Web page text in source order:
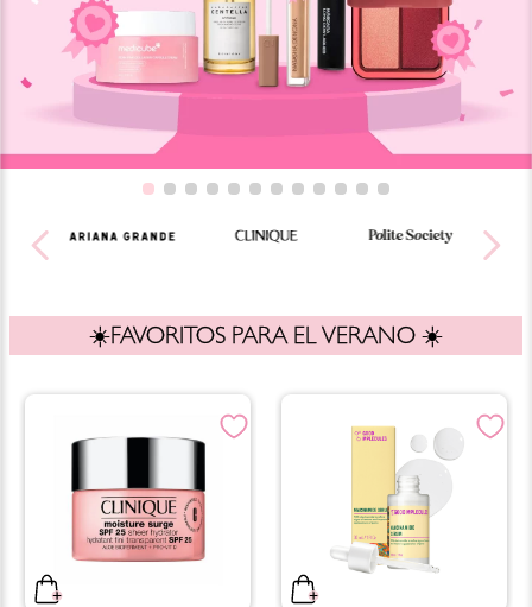
☀️FAVORITOS PARA EL VERANO ☀️